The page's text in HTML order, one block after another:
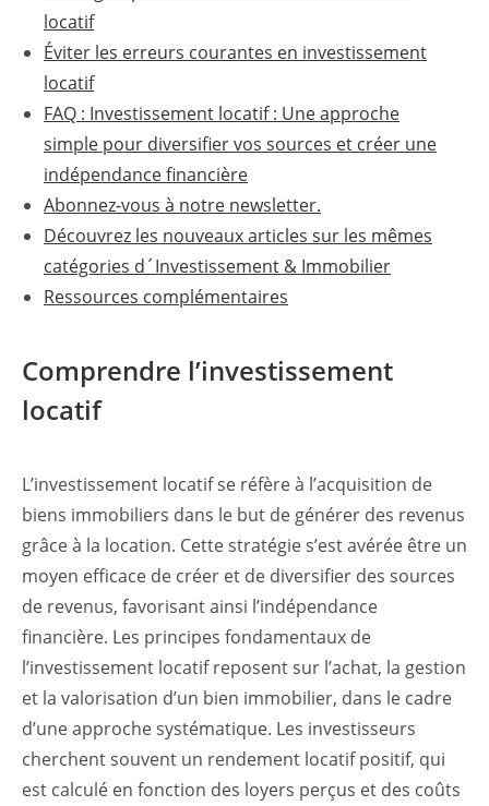
locatif
Éviter les erreurs courantes en investissement
locatif
FAQ : Investissement locatif : Une approche
simple pour diversifier vos sources et créer une
indépendance financière
Abonnez-vous à notre newsletter.
Découvrez les nouveaux articles sur les mêmes
catégories d´Investissement & Immobilier
Ressources complémentaires
Comprendre l’investissement
locatif
L’investissement locatif se réfère à l’acquisition de
biens immobiliers dans le but de générer des revenus
grâce à la location. Cette stratégie s’est avérée être un
moyen efficace de créer et de diversifier des sources
de revenus, favorisant ainsi l’indépendance
financière. Les principes fondamentaux de
l’investissement locatif reposent sur l’achat, la gestion
et la valorisation d’un bien immobilier, dans le cadre
d’une approche systématique. Les investisseurs
cherchent souvent un rendement locatif positif, qui
est calculé en fonction des loyers perçus et des coûts